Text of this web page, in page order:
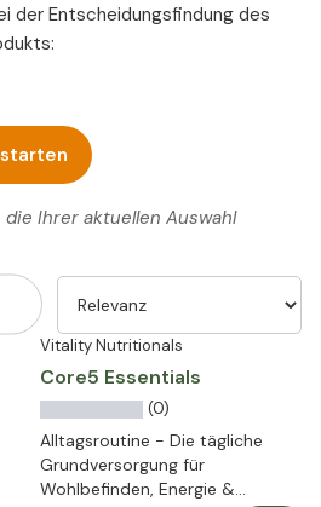
der Entscheidungsfindung des
die Ihrer aktuellen Auswahl
Vitality Nutritionals
Core5 Essentials
(0)
Alltagsroutine - Die tägliche
Grundversorgung für
Wohlbefinden, Energie &